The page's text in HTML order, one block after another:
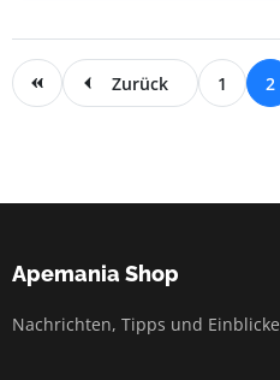
Zurück 1 2
Apemania Shop
Nachrichten, Tipps und Einblicke